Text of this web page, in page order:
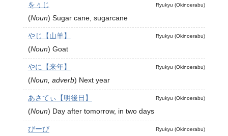
Ryukyu (Okinoerabu)
をぅじ
(Noun) Sugar cane, sugarcane
Ryukyu (Okinoerabu)
やじ【山羊】
(Noun) Goat
Ryukyu (Okinoerabu)
やに【来年】
(Noun, adverb) Next year
Ryukyu (Okinoerabu)
あさてぃ【明後日】
(Noun) Day after tomorrow, in two days
Ryukyu (Okinoerabu)
びーび